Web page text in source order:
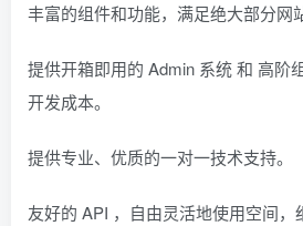
丰富的组件和功能，满足绝大部分网
提供开箱即用的 Admin 系统 和 高阶
开发成本。
提供专业、优质的一对一技术支持。
友好的 API ，自由灵活地使用空间，